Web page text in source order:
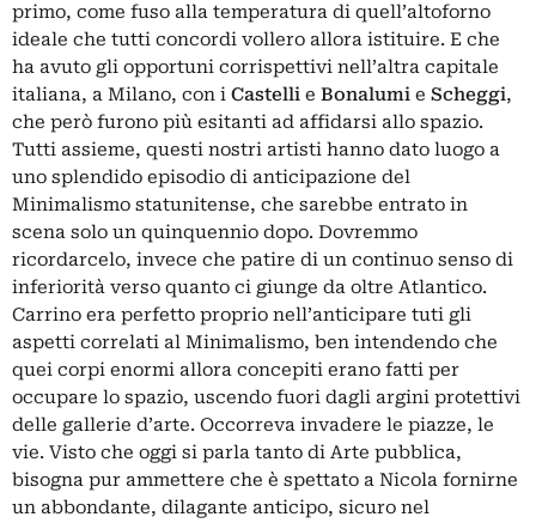
primo, come fuso alla temperatura di quell’altoforno
ideale che tutti concordi vollero allora istituire. E che
ha avuto gli opportuni corrispettivi nell’altra capitale
italiana, a Milano, con i Castelli e Bonalumi e Scheggi,
che però furono più esitanti ad affidarsi allo spazio.
Tutti assieme, questi nostri artisti hanno dato luogo a
uno splendido episodio di anticipazione del
Minimalismo statunitense, che sarebbe entrato in
scena solo un quinquennio dopo. Dovremmo
ricordarcelo, invece che patire di un continuo senso di
inferiorità verso quanto ci giunge da oltre Atlantico.
Carrino era perfetto proprio nell’anticipare tuti gli
aspetti correlati al Minimalismo, ben intendendo che
quei corpi enormi allora concepiti erano fatti per
occupare lo spazio, uscendo fuori dagli argini protettivi
delle gallerie d’arte. Occorreva invadere le piazze, le
vie. Visto che oggi si parla tanto di Arte pubblica,
bisogna pur ammettere che è spettato a Nicola fornirne
un abbondante, dilagante anticipo, sicuro nel